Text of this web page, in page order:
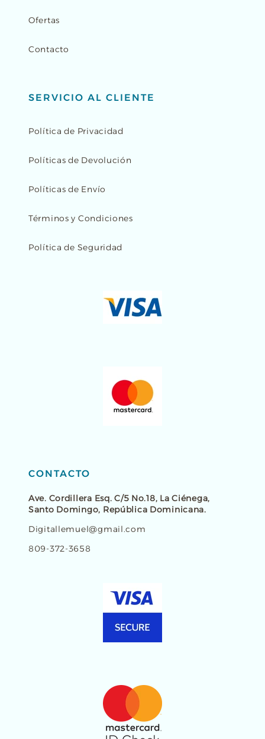
Ofertas
Contacto
SERVICIO AL CLIENTE
Política de Privacidad
Políticas de Devolución
Políticas de Envío
Términos y Condiciones
Política de Seguridad
CONTACTO
Ave. Cordillera Esq. C/5 No.18, La Ciénega,
Santo Domingo, República Dominicana.
Digitallemuel@gmail.com
809-372-3658